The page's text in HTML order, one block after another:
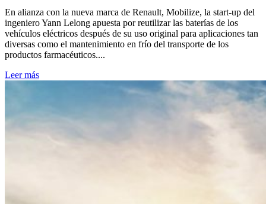
En alianza con la nueva marca de Renault, Mobilize, la start-up del
ingeniero Yann Lelong apuesta por reutilizar las baterías de los
vehículos eléctricos después de su uso original para aplicaciones tan
diversas como el mantenimiento en frío del transporte de los
productos farmacéuticos....
Leer más